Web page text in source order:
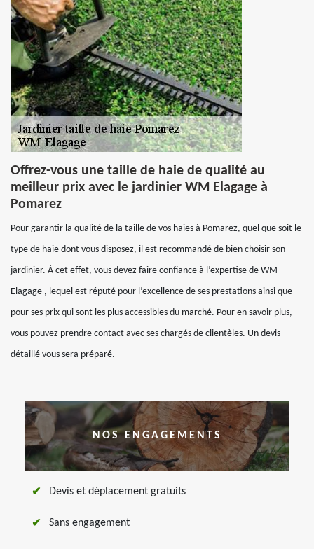
Offrez-vous une taille de haie de qualité au
meilleur prix avec le jardinier WM Elagage à
Pomarez
Pour garantir la qualité de la taille de vos haies à Pomarez, quel que soit le
type de haie dont vous disposez, il est recommandé de bien choisir son
jardinier. À cet effet, vous devez faire confiance à l’expertise de WM
Elagage , lequel est réputé pour l’excellence de ses prestations ainsi que
pour ses prix qui sont les plus accessibles du marché. Pour en savoir plus,
vous pouvez prendre contact avec ses chargés de clientèles. Un devis
détaillé vous sera préparé.
NOS ENGAGEMENTS
Devis et déplacement gratuits
Sans engagement